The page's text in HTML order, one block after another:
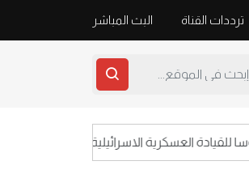
ترددات القناة البث المباشر
العسكرية الاسرائيلية